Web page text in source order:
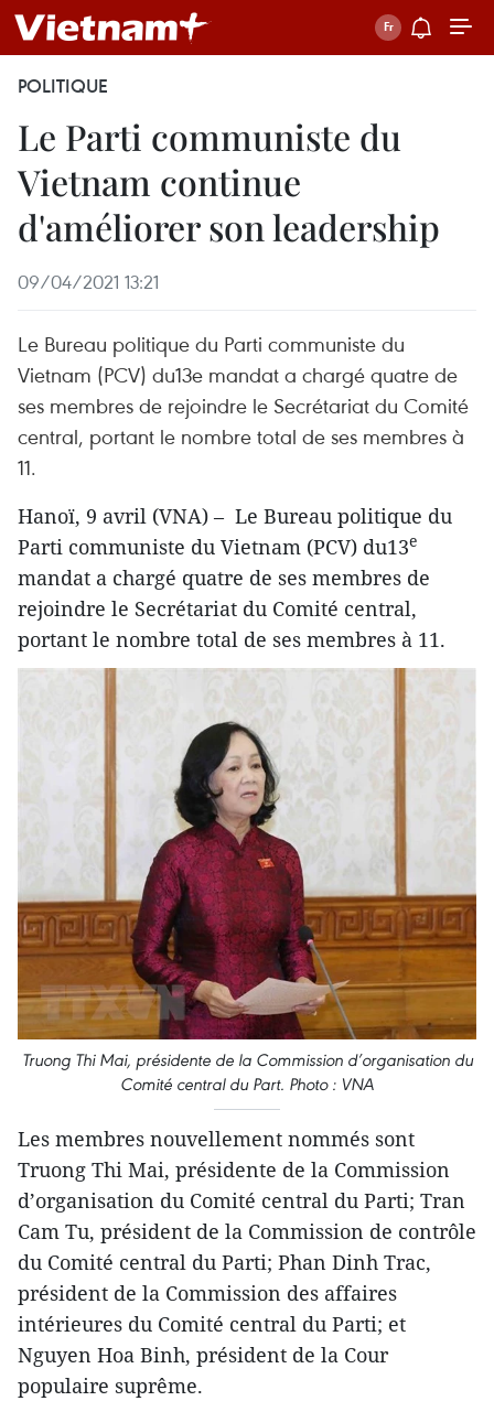
POLITIQUE
Le Parti communiste du
Vietnam continue
d'améliorer son leadership
09/04/2021 13:21
Le Bureau politique du Parti communiste du
Vietnam (PCV) du13e mandat a chargé quatre de
ses membres de rejoindre le Secrétariat du Comité
central, portant le nombre total de ses membres à
11.
Hanoï, 9 avril (VNA) – Le Bureau politique du
Parti communiste du Vietnam (PCV) du13e
mandat a chargé quatre de ses membres de
rejoindre le Secrétariat du Comité central,
portant le nombre total de ses membres à 11.
Truong Thi Mai, présidente de la Commission d’organisation du
Comité central du Part. Photo : VNA
Les membres nouvellement nommés sont
Truong Thi Mai, présidente de la Commission
d’organisation du Comité central du Parti; Tran
Cam Tu, président de la Commission de contrôle
du Comité central du Parti; Phan Dinh Trac,
président de la Commission des affaires
intérieures du Comité central du Parti; et
Nguyen Hoa Binh, président de la Cour
populaire suprême.